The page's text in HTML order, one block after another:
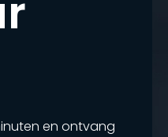
en ontvang